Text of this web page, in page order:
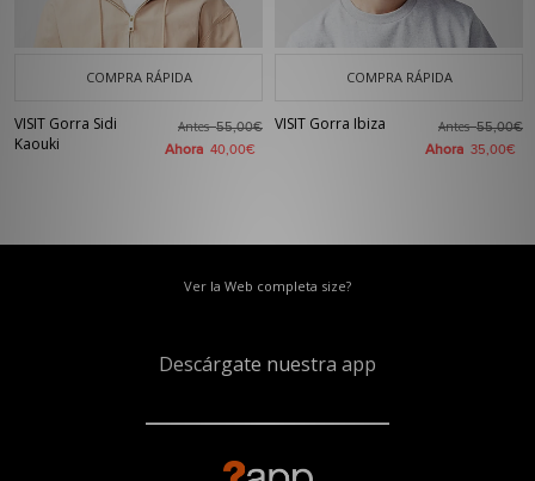
COMPRA RÁPIDA
VISIT Gorra Sidi
Kaouki
Antes55,00€
Ahora 40,00€
COMPRA RÁPIDA
VISIT Gorra Ibiza Antes55,00€
Ahora 35,00€
Ver la Web completa size?
Descárgate nuestra app